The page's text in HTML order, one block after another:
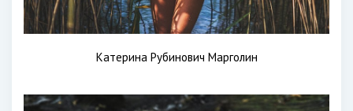
Катерина Рубинович Марголин